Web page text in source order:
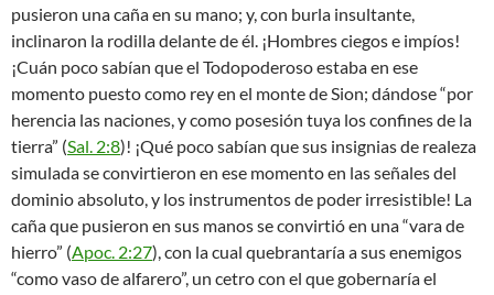
pusieron una caña en su mano; y, con burla insultante,
inclinaron la rodilla delante de él. ¡Hombres ciegos e impíos!
¡Cuán poco sabían que el Todopoderoso estaba en ese
momento puesto como rey en el monte de Sion; dándose “por
herencia las naciones, y como posesión tuya los confines de la
tierra” (Sal. 2:8)! ¡Qué poco sabían que sus insignias de realeza
simulada se convirtieron en ese momento en las señales del
dominio absoluto, y los instrumentos de poder irresistible! La
caña que pusieron en sus manos se convirtió en una “vara de
hierro” (Apoc. 2:27), con la cual quebrantaría a sus enemigos
“como vaso de alfarero”, un cetro con el que gobernaría el